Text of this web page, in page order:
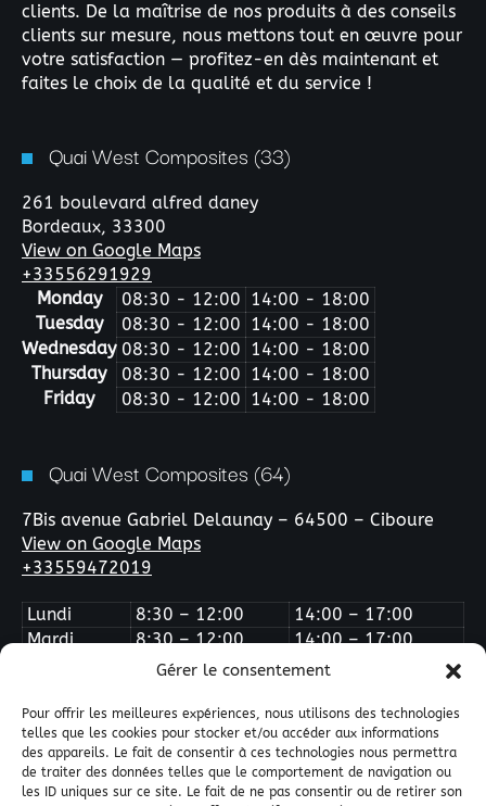
Gérer le consentement
Pour offrir les meilleures expériences, nous utilisons des technologies
telles que les cookies pour stocker et/ou accéder aux informations
des appareils. Le fait de consentir à ces technologies nous permettra
de traiter des données telles que le comportement de navigation ou
les ID uniques sur ce site. Le fait de ne pas consentir ou de retirer son
clients. De la maîtrise de nos produits à des conseils
clients sur mesure, nous mettons tout en œuvre pour
votre satisfaction — profitez-en dès maintenant et
faites le choix de la qualité et du service !
Quai West Composites (33)
261 boulevard alfred daney
Bordeaux, 33300
View on Google Maps
+33556291929
Monday
08:30 - 12:00 14:00 - 18:00
Tuesday
08:30 - 12:00 14:00 - 18:00
Wednesday 08:30 - 12:00 14:00 - 18:00
Thursday
08:30 - 12:00 14:00 - 18:00
Friday
08:30 - 12:00 14:00 - 18:00
Quai West Composites (64)
7Bis avenue Gabriel Delaunay – 64500 – Ciboure
View on Google Maps
+33559472019
Lundi 8:30 – 12:00
14:00 – 17:00
Mardi
8:30 – 12:00
14:00 – 17:00
Fermé
Fermé
Vendredi
8:30 – 12:00 14:00 – 16:00